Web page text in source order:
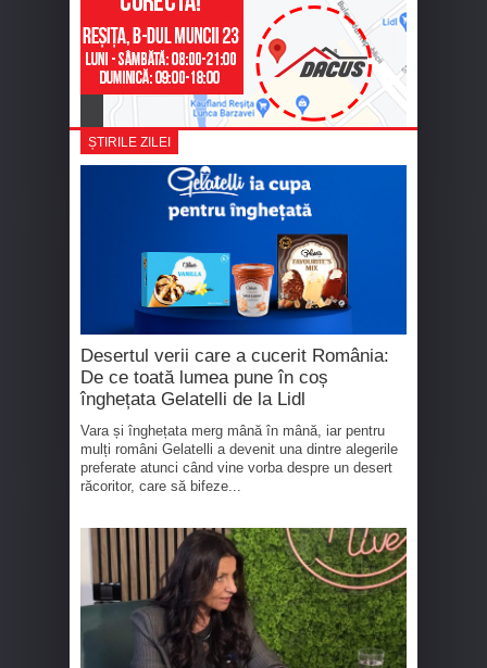
ȘTIRILE ZILEI
Desertul verii care a cucerit România:
De ce toată lumea pune în coș
înghețata Gelatelli de la Lidl
Vara și înghețata merg mână în mână, iar pentru
mulți români Gelatelli a devenit una dintre alegerile
preferate atunci când vine vorba despre un desert
răcoritor, care să bifeze...